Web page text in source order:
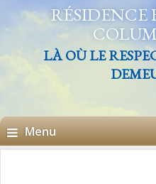
RÉSIDENCE
LÀ OÙ LE
Menu